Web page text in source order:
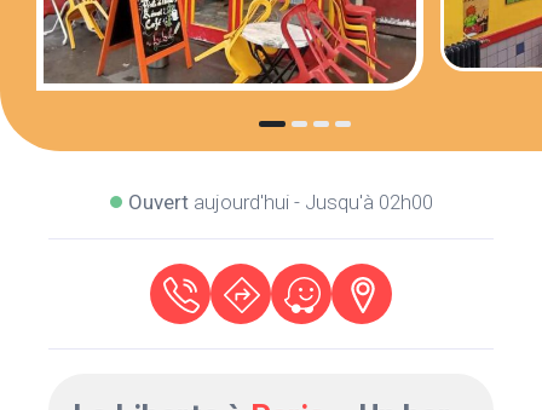
Ouvertaujourd'hui - Jusqu'à 02h00